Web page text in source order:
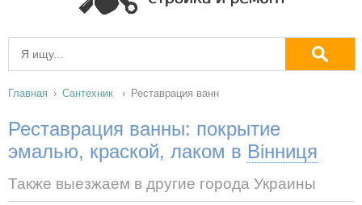
Главная Сантехник Реставрация ванн
Реставрация ванны: покрытие
эмалью, краской, лаком в Вінниця
Также выезжаем в другие города Украины